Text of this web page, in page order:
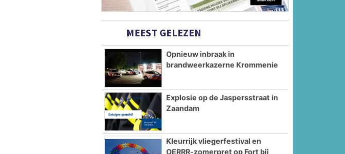
MEEST GELEZEN
Opnieuw inbraak in
brandweerkazerne Krommenie
Explosie op de Jaspersstraat in
Zaandam
Kleurrijk vliegerfestival en
OERRR-zomerpret op Fort bij